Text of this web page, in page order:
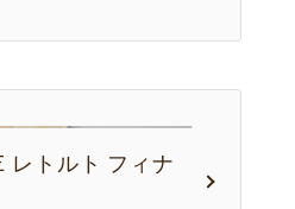
レトルト フィナ